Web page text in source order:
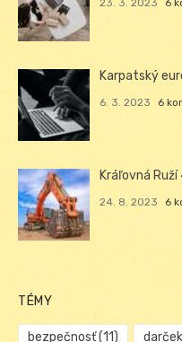
Karpatský
6. 3. 2023 6
Kráľovná Ruží
24. 8. 2023 6
TÉMY
bezpečnosť(11)